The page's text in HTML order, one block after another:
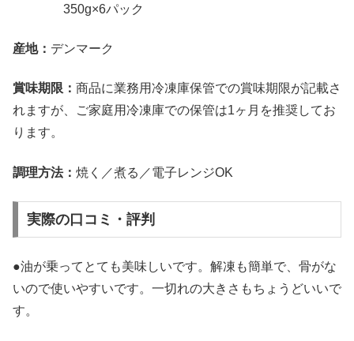
350g×6パック
産地： デンマーク
賞味期限： 商品に業務用冷凍庫保管での賞味期限が記載さ
れますが、ご家庭用冷凍庫での保管は1ヶ月を推奨してお
ります。
調理方法： 焼く／煮る／電子レンジOK
実際の口コミ・評判
●油が乗ってとても美味しいです。解凍も簡単で、骨がな
いので使いやすいです。一切れの大きさもちょうどいいで
す。